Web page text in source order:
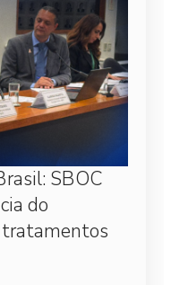
SBOC
do
tratamentos